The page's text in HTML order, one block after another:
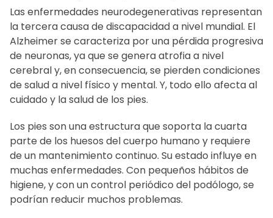
Las enfermedades neurodegenerativas representan
la tercera causa de discapacidad a nivel mundial. El
Alzheimer se caracteriza por una pérdida progresiva
de neuronas, ya que se genera atrofia a nivel
cerebral y, en consecuencia, se pierden condiciones
de salud a nivel físico y mental. Y, todo ello afecta al
cuidado y la salud de los pies.
Los pies son una estructura que soporta la cuarta
parte de los huesos del cuerpo humano y requiere
de un mantenimiento continuo. Su estado influye en
muchas enfermedades. Con pequeños hábitos de
higiene, y con un control periódico del podólogo, se
podrían reducir muchos problemas.